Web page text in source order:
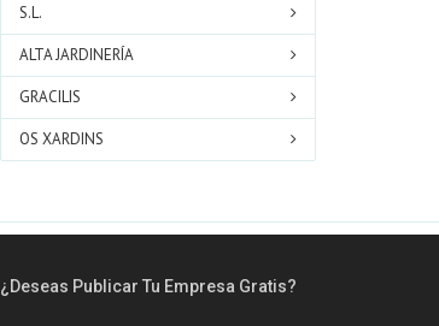
S.L.
ALTA JARDINERÍA
GRACILIS
OS XARDINS
¿Deseas Publicar Tu Empresa Gratis?